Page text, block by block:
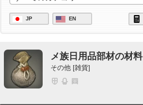
JP EN
メ族日用品部材の材料
その他 [雑貨]